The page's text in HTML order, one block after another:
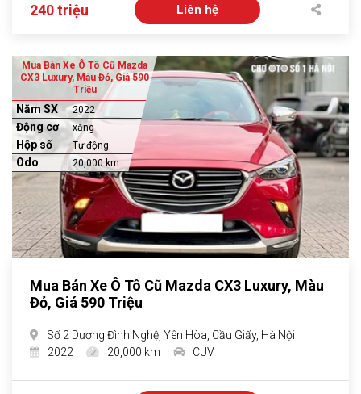
240 triệu Liên hệ
Mua Bán Xe Ô Tô Cũ Mazda
CX3 Luxury, Màu Đỏ, Giá 590
Triệu
Năm SX 2022
Động cơ xăng
Hộp số Tự động
Odo 20,000 km
Mua Bán Xe Ô Tô Cũ Mazda CX3 Luxury, Màu
Đỏ, Giá 590 Triệu
Số 2 Dương Đình Nghệ, Yên Hòa, Cầu Giấy, Hà Nội
2022
20,000 km CUV